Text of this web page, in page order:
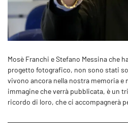
Mosè Franchi e Stefano Messina che
progetto fotografico, non sono stati
vivono ancora nella nostra memoria e
immagine che verrà pubblicata, è un
ricordo di loro, che ci accompagnerà